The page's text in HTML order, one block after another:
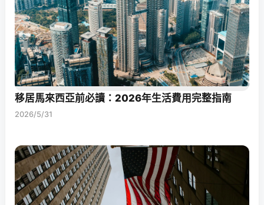
移居馬來西亞前必讀：2026年生活費用完整指南
2026/5/31